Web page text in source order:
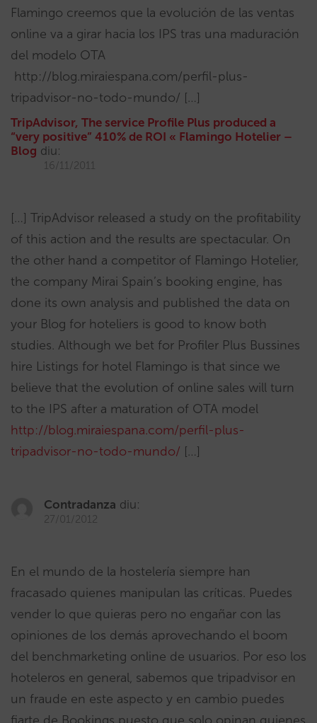
Flamingo creemos que la evolución de las ventas
online va a girar hacia los IPS tras una maduración
del modelo OTA
http://blog.miraiespana.com/perfil-plus-
tripadvisor-no-todo-mundo/ […]
TripAdvisor, The service Profile Plus produced a
“very positive” 410% de ROI « Flamingo Hotelier –
Blog diu:
16/11/2011
[…] TripAdvisor released a study on the profitability
of this action and the results are spectacular. On
the other hand a competitor of Flamingo Hotelier,
the company Mirai Spain’s booking engine, has
done its own analysis and published the data on
your Blog for hoteliers is good to know both
studies. Although we bet for Profiler Plus Bussines
hire Listings for hotel Flamingo is that since we
believe that the evolution of online sales will turn
to the IPS after a maturation of OTA model
http://blog.miraiespana.com/perfil-plus-
tripadvisor-no-todo-mundo/ […]
Contradanza diu:
27/01/2012
En el mundo de la hostelería siempre han
fracasado quienes manipulan las críticas. Puedes
vender lo que quieras pero no engañar con las
opiniones de los demás aprovechando el boom
del benchmarketing online de usuarios. Por eso los
hoteleros en general, sabemos que tripadvisor en
un fraude en este aspecto y en cambio puedes